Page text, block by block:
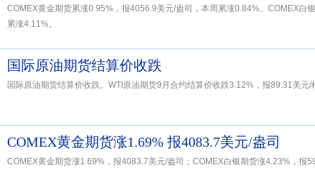
COMEX黄金期货累涨0.95%，报4056.9美元/盎司，本周累涨0.84%。COMEX白
累涨4.11%。
国际原油期货结算价收跌
国际原油期货结算价收跌。WTI原油期货9月合约结算价收跌3.12%，报89.31美元/
COMEX黄金期货涨1.69% 报4083.7美元/盎司
COMEX黄金期货涨1.69%，报4083.7美元/盎司；COMEX白银期货涨4.23%，报